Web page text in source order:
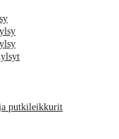
putkileikkurit